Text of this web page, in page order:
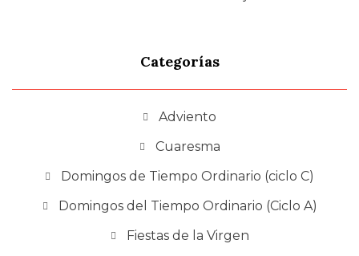
Categorías
Adviento
Cuaresma
Domingos de Tiempo Ordinario (ciclo C)
Domingos del Tiempo Ordinario (Ciclo A)
Fiestas de la Virgen